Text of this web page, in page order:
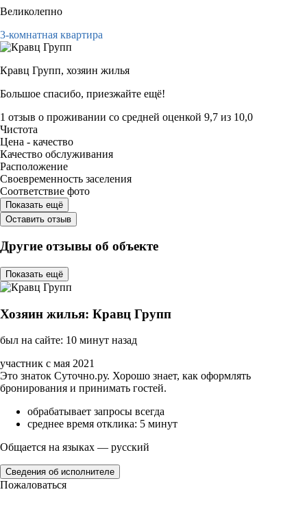
Великолепно
3-комнатная квартира
Кравц Групп, хозяин жилья
Большое спасибо, приезжайте ещё!
1 отзыв о проживании со средней оценкой 9,7 из 10,0
Чистота
Цена - качество
Качество обслуживания
Расположение
Своевременность заселения
Соответствие фото
Показать ещё
Оставить отзыв
Другие отзывы об объекте
Показать ещё
Хозяин жилья: Кравц Групп
был на сайте: 10 минут назад
участник с мая 2021
Это знаток Суточно.ру. Хорошо знает, как оформлять
бронирования и принимать гостей.
обрабатывает запросы всегда
среднее время отклика: 5 минут
Общается на языках — русский
Сведения об исполнителе
Пожаловаться